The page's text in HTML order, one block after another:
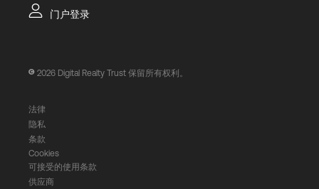
门户登录
2026 Digital Realty Trust 保留所有权利。
法律
隐私
条款
Cookies
可接受的使用条款
供应商